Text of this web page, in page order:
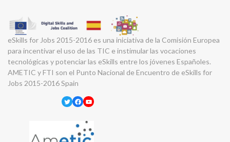
eSkills for Jobs 2015-2016 es una iniciativa de la Comisión Europea
para incentivar el uso de las TIC e instimular las vocaciones
tecnológicas y potenciar las eSkills entre los jóvenes Españoles.
AMETIC y FTI son el Punto Nacional de Encuentro de eSkills for
Jobs 2015-2016 Spain
Twitter
Facebook
YouTube